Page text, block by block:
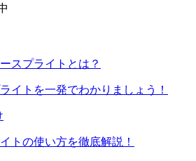
スプライトとは？
イトを一発でわかりましょう！
トの使い方を徹底解説！